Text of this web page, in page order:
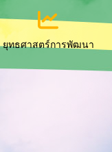
ยุทธศาสตร์การพัฒนา